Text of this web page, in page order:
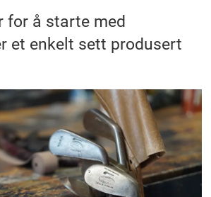
for å starte med
et enkelt sett produsert